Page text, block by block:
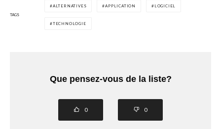
TAGS
ALTERNATIVES APPLICATION LOGICIEL
TECHNOLOGIE
Que pensez-vous de la liste?
0 0